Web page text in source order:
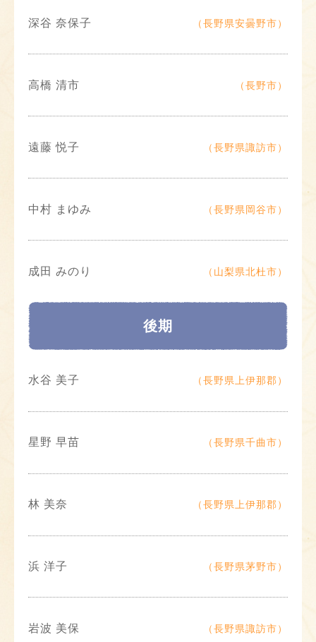
深谷 奈保子 （長野県安曇野市）
高橋 清市 （長野市）
遠藤 悦子 （長野県諏訪市）
中村 まゆみ （長野県岡谷市）
成田 みのり （山梨県北杜市）
後期
水谷 美子 （長野県上伊那郡）
星野 早苗 （長野県千曲市）
林 美奈 （長野県上伊那郡）
浜 洋子 （長野県茅野市）
岩波 美保 （長野県諏訪市）